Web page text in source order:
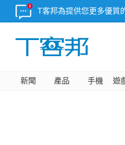
T客邦為提供您更多優質
新聞 產品 手機 遊